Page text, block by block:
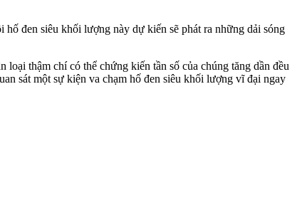
đen siêu khối lượng này dự kiến sẽ phát ra những dải sóng
thậm chí có thể chứng kiến tần số của chúng tăng dần đều
sát một sự kiện va chạm hố đen siêu khối lượng vĩ đại ngay